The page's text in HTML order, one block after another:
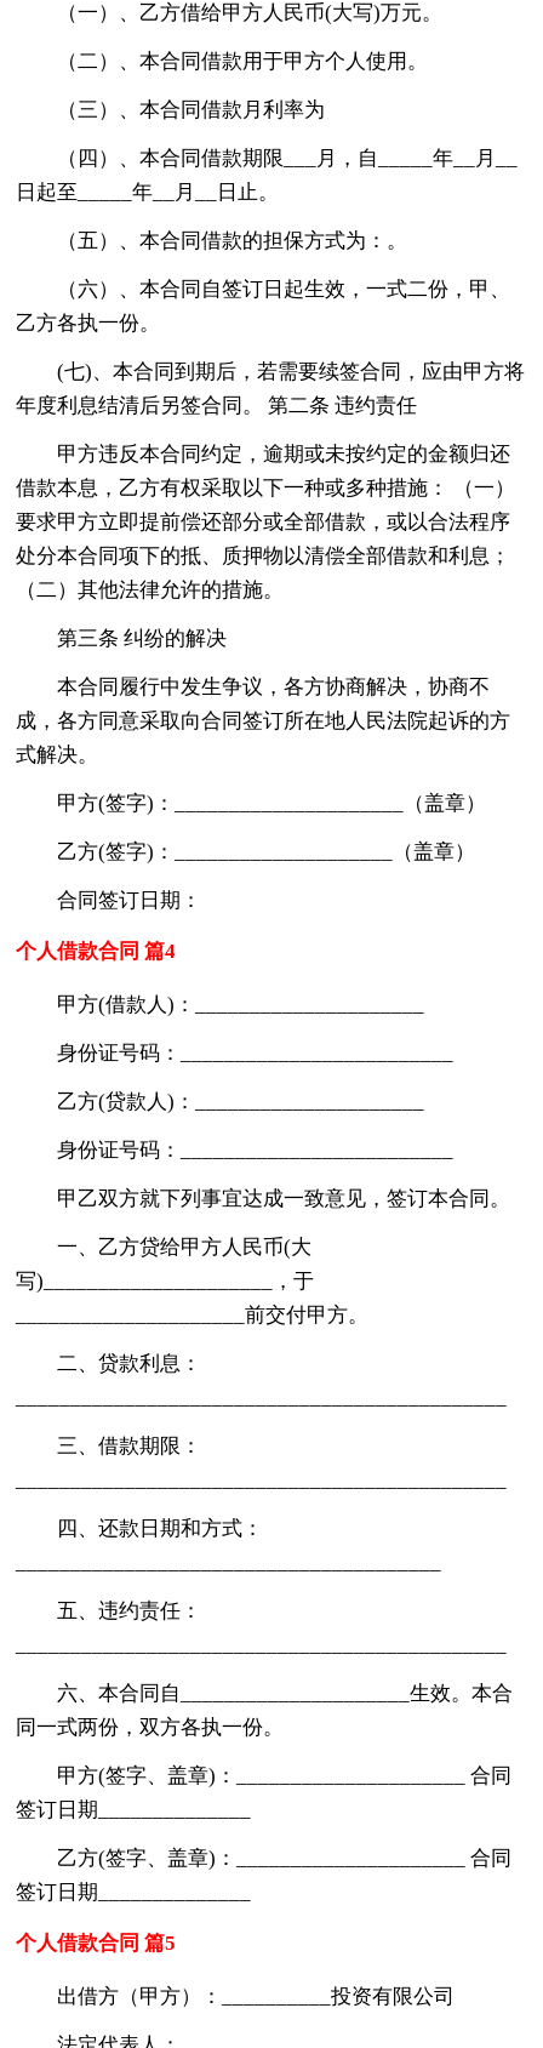
（一）、乙方借给甲方人民币(大写)万元。
（二）、本合同借款用于甲方个人使用。
（三）、本合同借款月利率为
（四）、本合同借款期限___月，自_____年__月__
日起至_____年__月__日止。
（五）、本合同借款的担保方式为：。
（六）、本合同自签订日起生效，一式二份，甲、
乙方各执一份。
(七)、本合同到期后，若需要续签合同，应由甲方将
年度利息结清后另签合同。 第二条 违约责任
甲方违反本合同约定，逾期或未按约定的金额归还
借款本息，乙方有权采取以下一种或多种措施： （一）
要求甲方立即提前偿还部分或全部借款，或以合法程序
处分本合同项下的抵、质押物以清偿全部借款和利息；
（二）其他法律允许的措施。
第三条 纠纷的解决
本合同履行中发生争议，各方协商解决，协商不
成，各方同意采取向合同签订所在地人民法院起诉的方
式解决。
甲方(签字)：_____________________（盖章）
乙方(签字)：____________________（盖章）
合同签订日期：
个人借款合同 篇4
甲方(借款人)：_____________________
身份证号码：_________________________
乙方(贷款人)：_____________________
身份证号码：_________________________
甲乙双方就下列事宜达成一致意见，签订本合同。
一、乙方贷给甲方人民币(大
写)_____________________，于
_____________________前交付甲方。
二、贷款利息：
三、借款期限：
四、还款日期和方式：
五、违约责任：
六、本合同自_____________________生效。本合
同一式两份，双方各执一份。
甲方(签字、盖章)：_____________________ 合同
签订日期______________
乙方(签字、盖章)：_____________________ 合同
签订日期______________
个人借款合同 篇5
出借方（甲方）：__________投资有限公司